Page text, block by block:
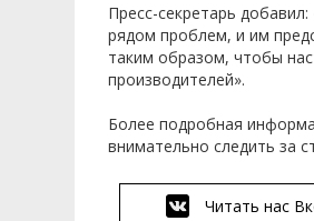
Пресс-секретарь
рядом проблем, и им
таким образом, чтобы
производителей».
Более подробная
внимательно следить за
Читать нас